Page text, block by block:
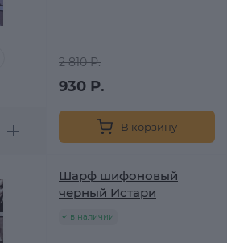
2 810 Р.
930 Р.
В корзину
Шарф шифоновый
черный Истари
в наличии